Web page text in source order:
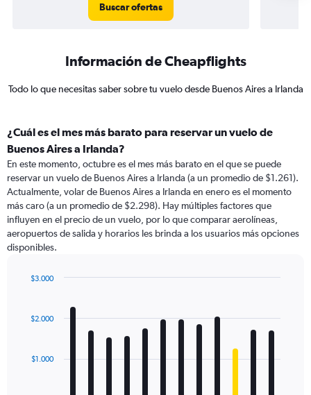
Buscar ofertas
Información de Cheapflights
Todo lo que necesitas saber sobre tu vuelo desde Buenos Aires a Irlanda
¿Cuál es el mes más barato para reservar un vuelo de
Buenos Aires a Irlanda?
En este momento, octubre es el mes más barato en el que se puede
reservar un vuelo de Buenos Aires a Irlanda (a un promedio de $1.261).
Actualmente, volar de Buenos Aires a Irlanda en enero es el momento
más caro (a un promedio de $2.298). Hay múltiples factores que
influyen en el precio de un vuelo, por lo que comparar aerolíneas,
aeropuertos de salida y horarios les brinda a los usuarios más opciones
disponibles.
with
12
The
$1.000
$2.000
$3.000